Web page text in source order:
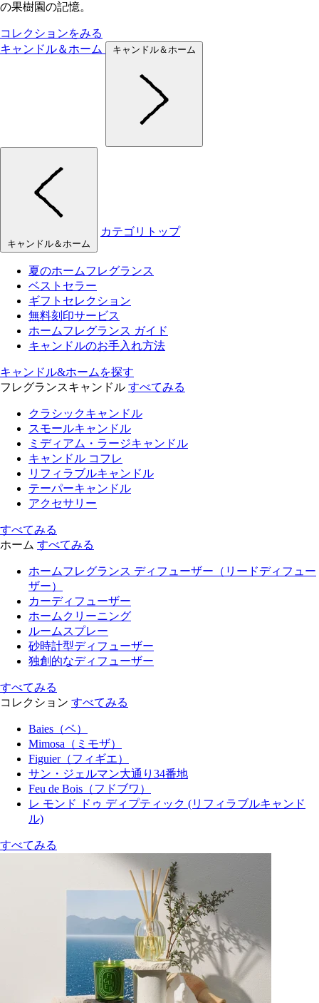
の果樹園の記憶。
コレクションをみる
キャンドル＆ホーム
キャンドル＆ホーム
キャンドル＆ホーム
カテゴリトップ
夏のホームフレグランス
ベストセラー
ギフトセレクション
無料刻印サービス
ホームフレグランス ガイド
キャンドルのお手入れ方法
キャンドル&ホームを探す
フレグランスキャンドル すべてみる
クラシックキャンドル
スモールキャンドル
ミディアム・ラージキャンドル
キャンドル コフレ
リフィラブルキャンドル
テーパーキャンドル
アクセサリー
すべてみる
ホーム すべてみる
ホームフレグランス ディフューザー（リードディフュー
ザー）
カーディフューザー
ホームクリーニング
ルームスプレー
砂時計型ディフューザー
独創的なディフューザー
すべてみる
コレクション すべてみる
Baies（ベ）
Mimosa（ミモザ）
Figuier（フィギエ）
サン・ジェルマン大通り34番地
Feu de Bois（フドブワ）
レ モンド ドゥ ディプティック (リフィラブルキャンド
ル)
すべてみる